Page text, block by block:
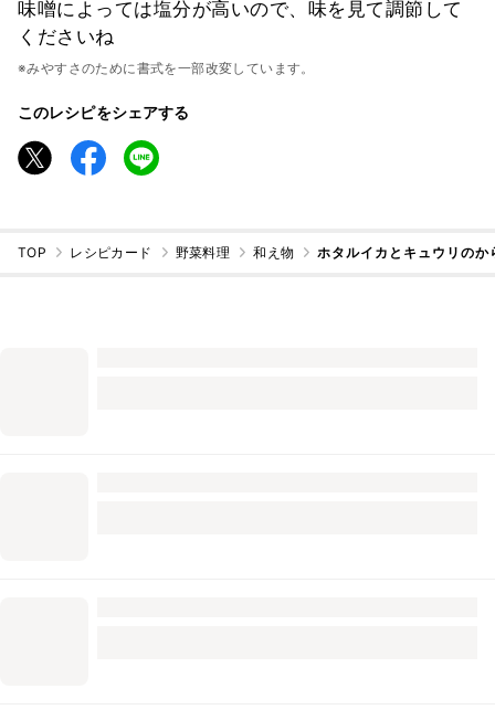
味噌によっては塩分が高いので、味を見て調節して
くださいね
※みやすさのために書式を一部改変しています。
このレシピをシェアする
TOP レシピカード 野菜料理 和え物 ホタルイカとキュウリの